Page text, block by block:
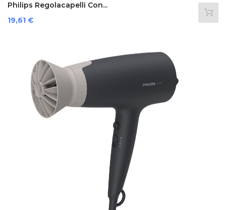
Philips Regolacapelli Con...
Prezzo
19,61 €